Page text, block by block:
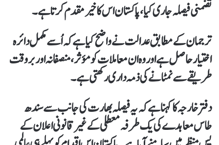
ثضمنی فیصلہ جاری کیا، پاکستان اس کا خیرمقدم کرتا ہے۔
ترجمان کے مطابق عدالت نے واضح کیا ہے کہ اُسے مکمل دائرہ
اختیار حاصل ہے اور وہ ان معاملات کو مؤثر، منصفانہ اور بروقت
طریقے سے نمٹانے کی ذمہ داری رکھتی ہے۔
دفتر خارجہ کا کہنا ہے کہ یہ فیصلہ بھارت کی جانب سے سندھ
طاس معاہدے کی یک طرفہ معطلی کے غیر قانونی اعلان کے